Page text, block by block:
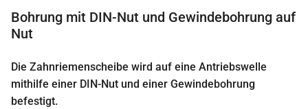
Bohrung mit DIN-Nut und Gewindebohrung auf
Nut
Die Zahnriemenscheibe wird auf eine Antriebswelle
mithilfe einer DIN-Nut und einer Gewindebohrung
befestigt.